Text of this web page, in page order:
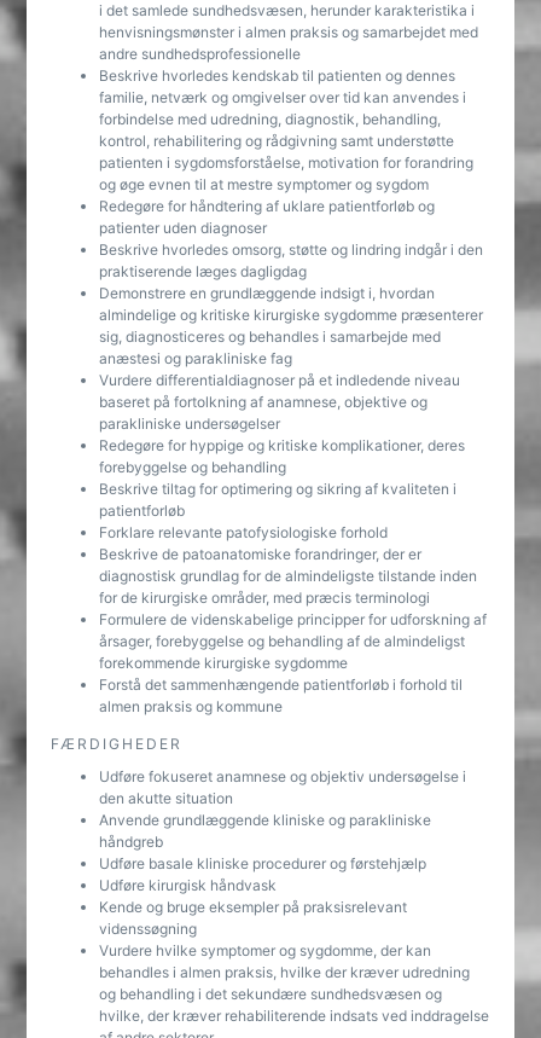
i det samlede sundhedsvæsen, herunder karakteristika i
henvisningsmønster i almen praksis og samarbejdet med
andre sundhedsprofessionelle
Beskrive hvorledes kendskab til patienten og dennes
familie, netværk og omgivelser over tid kan anvendes i
forbindelse med udredning, diagnostik, behandling,
kontrol, rehabilitering og rådgivning samt understøtte
patienten i sygdomsforståelse, motivation for forandring
og øge evnen til at mestre symptomer og sygdom
Redegøre for håndtering af uklare patientforløb og
patienter uden diagnoser
Beskrive hvorledes omsorg, støtte og lindring indgår i den
praktiserende læges dagligdag
Demonstrere en grundlæggende indsigt i, hvordan
almindelige og kritiske kirurgiske sygdomme præsenterer
sig, diagnosticeres og behandles i samarbejde med
anæstesi og parakliniske fag
Vurdere differentialdiagnoser på et indledende niveau
baseret på fortolkning af anamnese, objektive og
parakliniske undersøgelser
Redegøre for hyppige og kritiske komplikationer, deres
forebyggelse og behandling
Beskrive tiltag for optimering og sikring af kvaliteten i
patientforløb
Forklare relevante patofysiologiske forhold
Beskrive de patoanatomiske forandringer, der er
diagnostisk grundlag for de almindeligste tilstande inden
for de kirurgiske områder, med præcis terminologi
Formulere de videnskabelige principper for udforskning af
årsager, forebyggelse og behandling af de almindeligst
forekommende kirurgiske sygdomme
Forstå det sammenhængende patientforløb i forhold til
almen praksis og kommune
FÆRDIGHEDER
Udføre fokuseret anamnese og objektiv undersøgelse i
den akutte situation
Anvende grundlæggende kliniske og parakliniske
håndgreb
Udføre basale kliniske procedurer og førstehjælp
Udføre kirurgisk håndvask
Kende og bruge eksempler på praksisrelevant
videnssøgning
Vurdere hvilke symptomer og sygdomme, der kan
behandles i almen praksis, hvilke der kræver udredning
og behandling i det sekundære sundhedsvæsen og
hvilke, der kræver rehabiliterende indsats ved inddragelse